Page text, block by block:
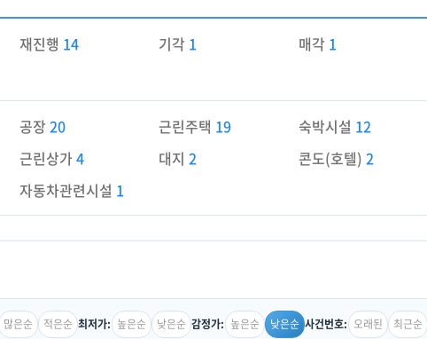
재진행 14 기각 1 매각 1
공장20 근린주택 19 숙박시설 12
근린상가4 대지2 콘도(호텔) 2
자동차관련시설 1
많은순 적은순 최저가: 높은순 낮은순 감정가: 높은순 낮은순 사건번호: 오래된 최근순